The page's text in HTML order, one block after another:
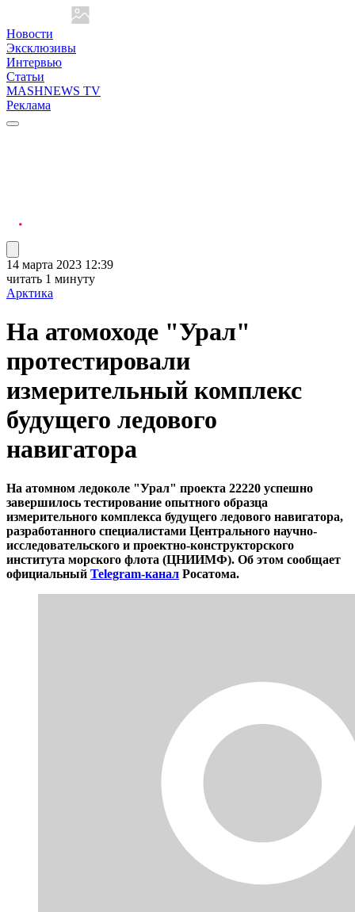
Новости
Эксклюзивы
Интервью
Статьи
MASHNEWS TV
Реклама
14 марта 2023 12:39
читать 1 минуту
Арктика
На атомоходе "Урал"
протестировали
измерительный комплекс
будущего ледового
навигатора
На атомном ледоколе "Урал" проекта 22220 успешно
завершилось тестирование опытного образца
измерительного комплекса будущего ледового навигатора,
разработанного специалистами Центрального научно-
исследовательского и проектно-конструкторского
института морского флота (ЦНИИМФ). Об этом сообщает
официальный Telegram-канал Росатома.